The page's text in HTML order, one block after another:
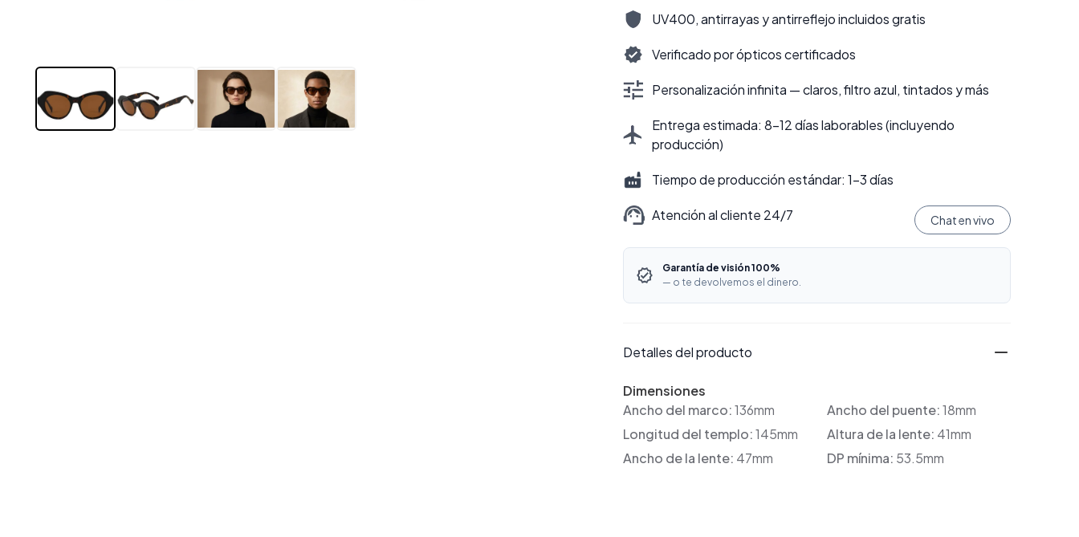
UV400, antirrayas y antirreflejo incluidos gratis
Verificado por ópticos certificados
Personalización infinita — claros, filtro azul, tintados y más
Entrega estimada: 8–12 días laborables (incluyendo
producción)
Tiempo de producción estándar: 1–3 días
Atención al cliente 24/7 Chat en vivo
Garantía de visión 100%
— o te devolvemos el dinero.
Detalles del producto
Dimensiones
Ancho del marco:136mm Ancho del puente:18mm
Longitud del templo:145mm Altura de la lente: 41mm
Ancho de la lente: 47mm DP mínima: 53.5mm